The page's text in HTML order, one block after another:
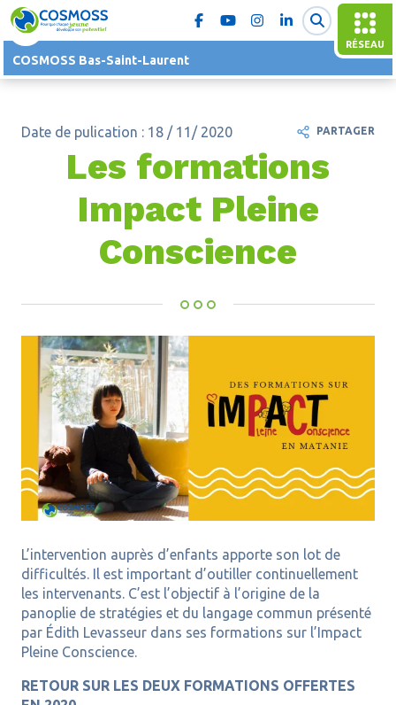
RÉSEAU
COSMOSS Bas-Saint-Laurent
Date de pulication : 18 / 11/ 2020
Les formations
Impact Pleine
Conscience
L’intervention auprès d’enfants apporte son lot de
difficultés. Il est important d’outiller continuellement
les intervenants. C’est l’objectif à l’origine de la
panoplie de stratégies et du langage commun présenté
par Édith Levasseur dans ses formations sur l’Impact
Pleine Conscience.
RETOUR SUR LES DEUX FORMATIONS OFFERTES
PARTAGER